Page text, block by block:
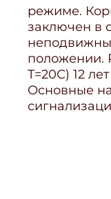
режиме.
заключен в
положении.
T=20С) 12
Основные